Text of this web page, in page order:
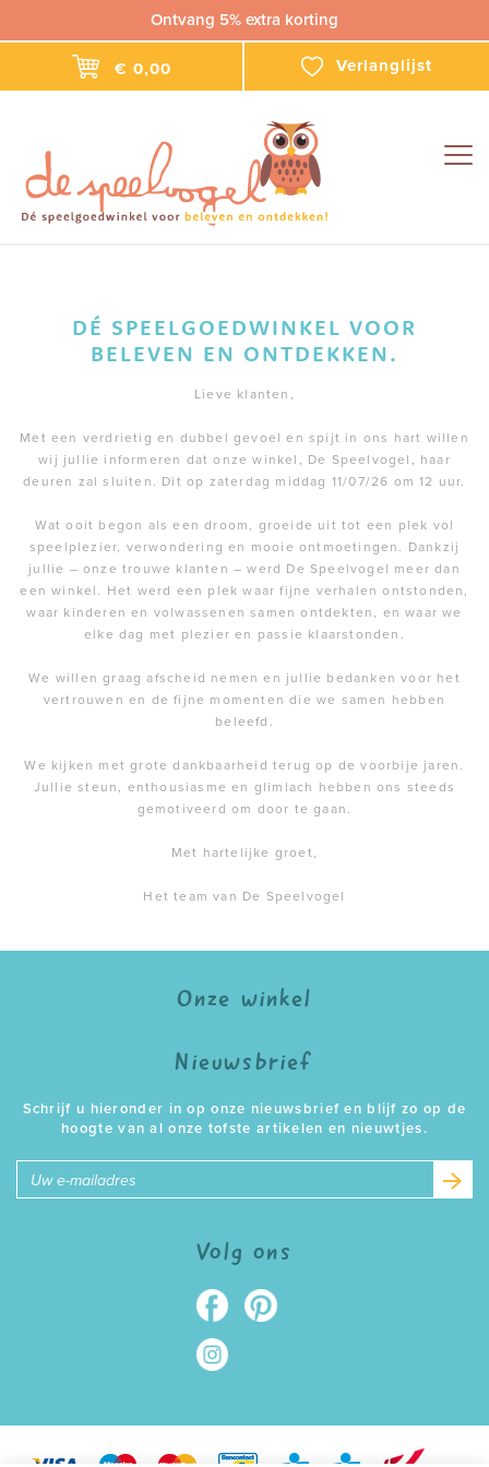
Ontvang 5% extra korting
€ 0,00 Verlanglijst
DÉ SPEELGOEDWINKEL VOOR
BELEVEN EN ONTDEKKEN.
Lieve klanten,
Met een verdrietig en dubbel gevoel en spijt in ons hart willen
wij jullie informeren dat onze winkel, De Speelvogel, haar
deuren zal sluiten. Dit op zaterdag middag 11/07/26 om 12 uur.
Wat ooit begon als een droom, groeide uit tot een plek vol
speelplezier, verwondering en mooie ontmoetingen. Dankzij
jullie – onze trouwe klanten – werd De Speelvogel meer dan
een winkel. Het werd een plek waar fijne verhalen ontstonden,
waar kinderen en volwassenen samen ontdekten, en waar we
elke dag met plezier en passie klaarstonden.
We willen graag afscheid nemen en jullie bedanken voor het
vertrouwen en de fijne momenten die we samen hebben
beleefd.
We kijken met grote dankbaarheid terug op de voorbije jaren.
Jullie steun, enthousiasme en glimlach hebben ons steeds
gemotiveerd om door te gaan.
Met hartelijke groet,
Het team van De Speelvogel
Onze winkel
Nieuwsbrief
Schrijf u hieronder in op onze nieuwsbrief en blijf zo op de
hoogte van al onze tofste artikelen en nieuwtjes.
Volg ons